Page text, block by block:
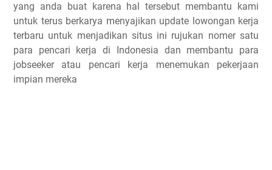
yang anda buat karena hal tersebut membantu kami
untuk terus berkarya menyajikan update lowongan kerja
terbaru untuk menjadikan situs ini rujukan nomer satu
para pencari kerja di Indonesia dan membantu para
jobseeker atau pencari kerja menemukan pekerjaan
impian mereka